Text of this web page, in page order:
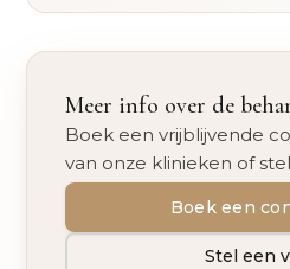
Meer info over de
Boek een vrijblijvende
van onze klinieken of
Boek een
Stel een